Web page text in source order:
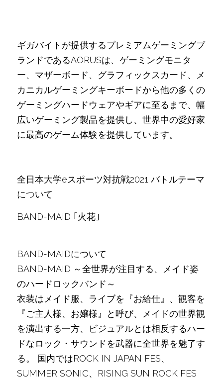
ギガバイトが提供するプレミアムゲーミングブ
ランドであるAORUSは、ゲーミングモニタ
ー、マザーボード、グラフィックスカード、メ
カニカルゲーミングキーボードから他の多くの
ゲーミングハードウェアやギアに⾄るまで、幅
広いゲーミング製品を提供し、世界中の愛好家
に最⾼のゲーム体験を提供しています。
全日本大学eスポーツ対抗戦2021 バトルテーマ
について
BAND-MAID ｢ 火花｣
​BAND-MAIDについて
BAND-MAID ～全世界が注目する、メイド姿
のハードロックバンド～
衣装はメイド服、ライブを『お給仕』、観客を
『ご主人様、お嬢様』と呼び、メイドの世界観
を演出する一方、ビジュアルとは相反するハー
ドなロック・サウンドを武器に全世界を魅了す
る。 国内ではROCK IN JAPAN FES、
SUMMER SONIC、RISING SUN ROCK FES